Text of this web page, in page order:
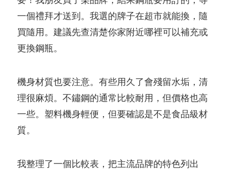
一個禮拜才送到。我選的牌子在超市就能換，隨
買隨用。建議先查清楚你家附近哪裡可以補充或
更換鋼瓶。
機身材質也要注意。有些用久了會殘留水垢，清
理很麻煩。不鏽鋼的通常比較耐用，但價格也高
一些。塑料機身輕便，但要確認是不是食品級材
質。
我整理了一個比較表，把主流品牌的特色列出